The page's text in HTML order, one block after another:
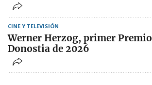
CINE Y TELEVISIÓN
Werner Herzog, primer Premio
Donostia de 2026